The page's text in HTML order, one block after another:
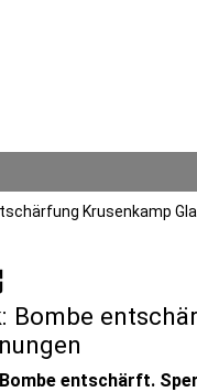
Krusenkamp
Bombe
entschärft.